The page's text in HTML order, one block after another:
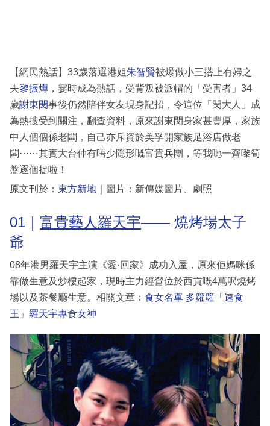
區
【網民熱話】33歲落選港姐朱智賢被爆做小三搭上有婦之
夫黎振燁 ，霎時成為熱話，受背叛被派帽的「受害者」34
歲謝東閔事後仍然陪伴女友現身記招，令這位「閔大人」成
為熱搜受到關注，翻查資料，原來謝東閔身家甚豐厚，家族
中人個個係老闆，自己亦斥資於美孚開家族足浴店做老
闆⋯⋯其實大台仲有唔少隱形嘅富貴兵團，等我哋一齊嚟筍
盤逐個捉啦！
原文刊於： 東方新地 ｜圖片：新傳媒圖片、劇照
01｜ 富貴藝人羅天宇—— 燒烤場太子
爺
08年港男羅天宇主演《愛·回家》成功入屋，原來佢媽咪係
靠做生意及炒樓起家，現時主力經營位於西貢嘅4萬呎燒烤
場以及茶餐廳生意。相關文章： 食女名單 多籮籮「速食
王」羅天宇專食女神